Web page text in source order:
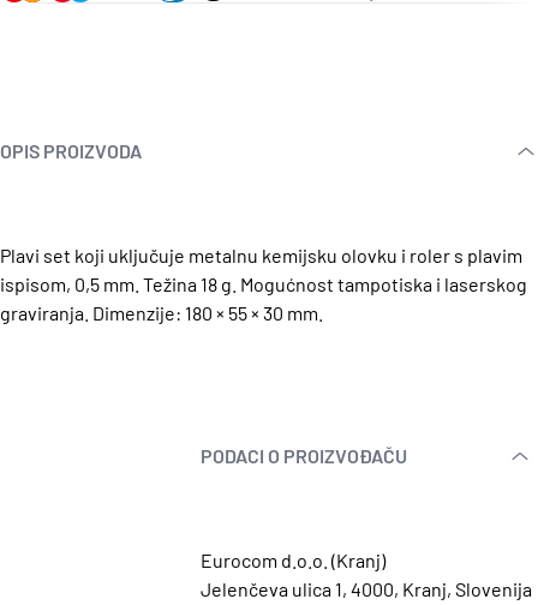
OPIS PROIZVODA
Plavi set koji uključuje metalnu kemijsku olovku i roler s plavim
ispisom, 0,5 mm. Težina 18 g. Mogućnost tampotiska i laserskog
graviranja. Dimenzije: 180 × 55 × 30 mm.
PODACI O PROIZVOĐAČU
Eurocom d.o.o. (Kranj)
Jelenčeva ulica 1, 4000, Kranj, Slovenija